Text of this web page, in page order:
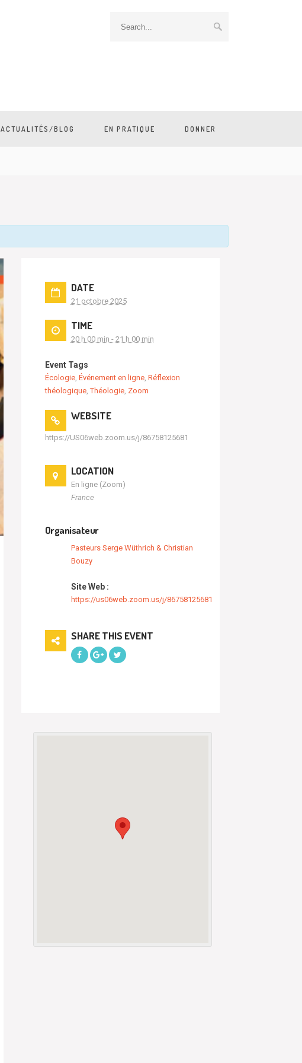
ACTUALITÉS/BLOG EN PRATIQUE DONNER
DATE
21 octobre 2025
TIME
20 h 00 min - 21 h 00 min
Event Tags
Écologie, Événement en ligne, Réflexion
théologique,Théologie, Zoom
WEBSITE
https://US06web.zoom.us/j/86758125681
LOCATION
En ligne (Zoom)
France
Organisateur
Pasteurs Serge Wüthrich & Christian
Bouzy
Site Web :
https://us06web.zoom.us/j/86758125681
SHARE THIS EVENT